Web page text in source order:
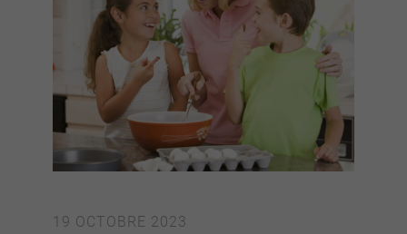
19 OCTOBRE 2023